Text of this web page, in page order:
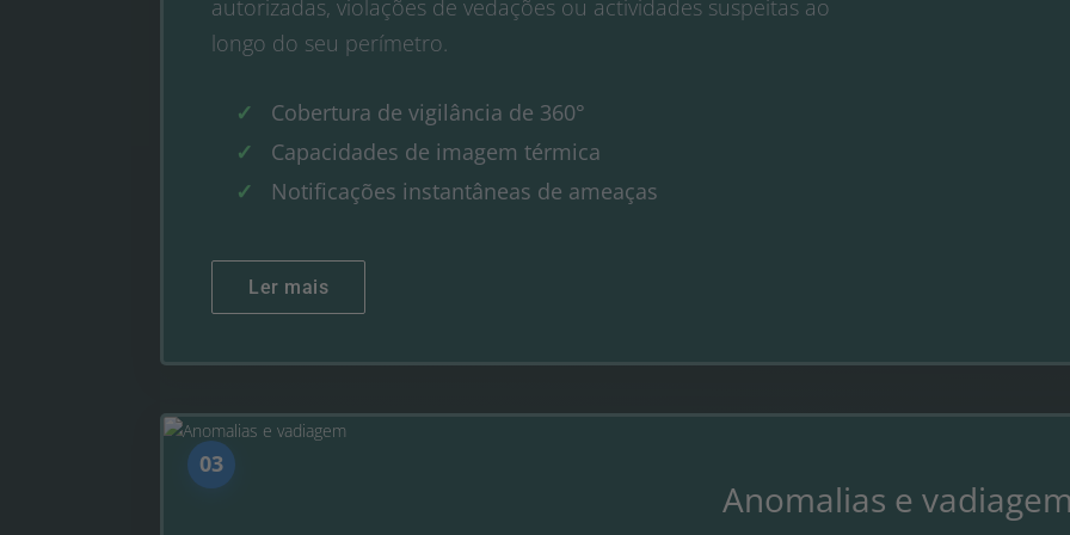
autorizadas, violações de vedações ou actividades suspeitas ao
longo do seu perímetro.
Cobertura de vigilância de 360°
Capacidades de imagem térmica
Notificações instantâneas de ameaças
Ler mais
03
Anomalias e